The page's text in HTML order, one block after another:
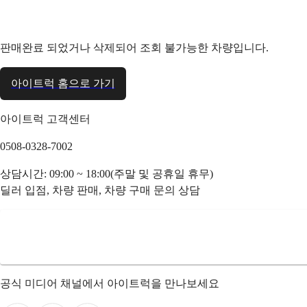
판매완료 되었거나 삭제되어 조회 불가능한 차량입니다.
아이트럭 홈으로 가기
아이트럭 고객센터
0508-0328-7002
상담시간: 09:00 ~ 18:00(주말 및 공휴일 휴무)
딜러 입점, 차량 판매, 차량 구매 문의 상담
공식 미디어 채널에서 아이트럭을 만나보세요